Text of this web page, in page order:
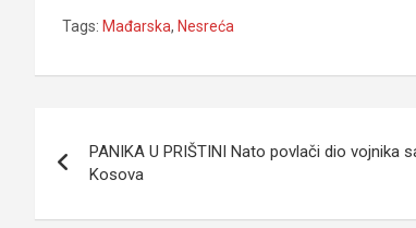
Tags: Mađarska, Nesreća
članaka
PANIKA U PRIŠTINI Nato povlači dio vojnika
Kosova